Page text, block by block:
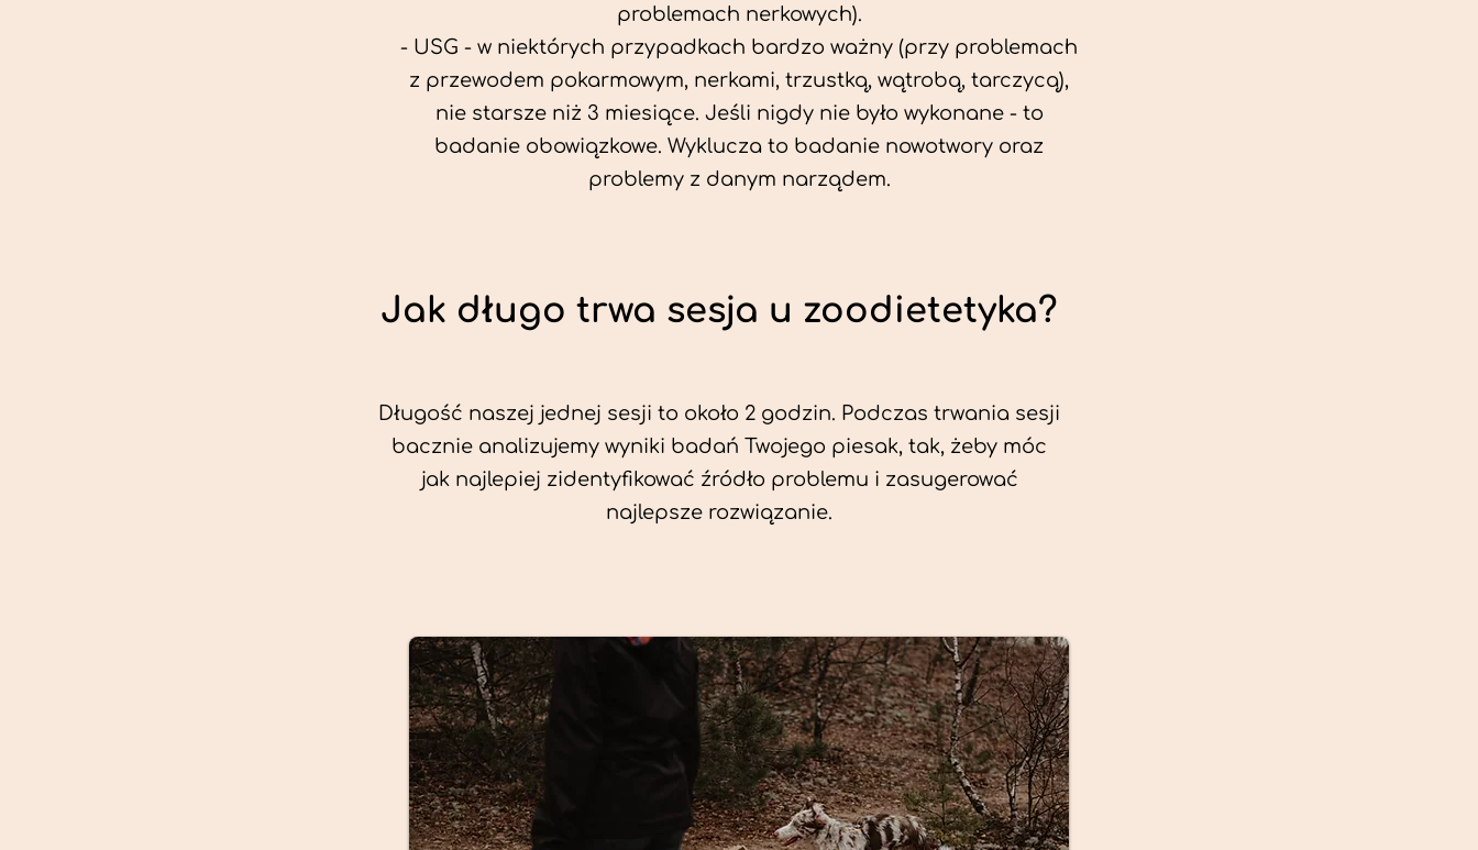
problemach nerkowych).
- USG - w niektórych przypadkach bardzo ważny (przy problemach
z przewodem pokarmowym, nerkami, trzustką, wątrobą, tarczycą),
nie starsze niż 3 miesiące. Jeśli nigdy nie było wykonane - to
badanie obowiązkowe. Wyklucza to badanie nowotwory oraz
problemy z danym narządem.
Jak długo trwa sesja u zoodietetyka?
Długość naszej jednej sesji to około 2 godzin. Podczas trwania sesji
bacznie analizujemy wyniki badań Twojego piesak, tak, żeby móc
jak najlepiej zidentyfikować źródło problemu i zasugerować
najlepsze rozwiązanie.